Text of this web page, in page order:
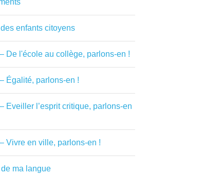
enfants citoyens
De l'école au collège, parlons-en !
Égalité, parlons-en !
Eveiller l’esprit critique, parlons-en
Vivre en ville, parlons-en !
de ma langue